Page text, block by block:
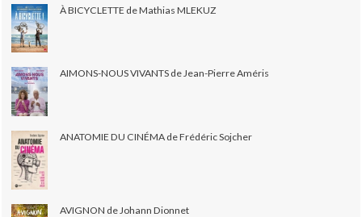
À BICYCLETTE de Mathias MLEKUZ
AIMONS-NOUS VIVANTS de Jean-Pierre Améris
ANATOMIE DU CINÉMA de Frédéric Sojcher
AVIGNON de Johann Dionnet